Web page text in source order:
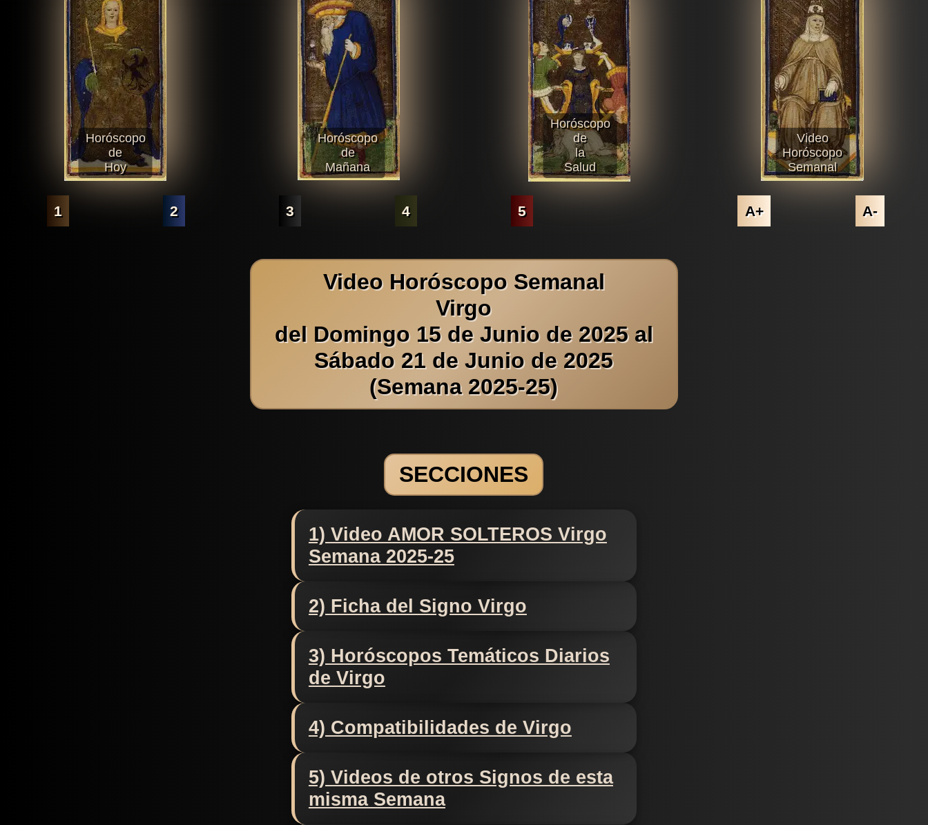
Horóscopo
de
Hoy
Horóscopo
de
Mañana
Horóscopo
de
la
Salud
Video
Horóscopo
Semanal
1 2 3 4 5 A+ A-
Video Horóscopo Semanal
Virgo
del Domingo 15 de Junio de 2025 al
Sábado 21 de Junio de 2025
(Semana 2025-25)
SECCIONES
1) Video AMOR SOLTEROS Virgo
Semana 2025-25
2) Ficha del Signo Virgo
3) Horóscopos Temáticos Diarios
de Virgo
4) Compatibilidades de Virgo
5) Videos de otros Signos de esta
misma Semana